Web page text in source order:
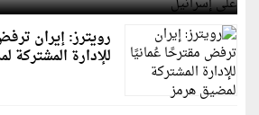
رويترز: إيران
للإدارة المشتركة